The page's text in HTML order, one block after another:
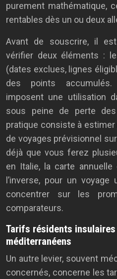
purement mathématique,
rentables dès un ou deux
Avant de souscrire, il
vérifier deux éléments :
(dates exclues, lignes
des points accumulés.
imposent une utilisation
sous peine de perte des
pratique consiste à
de voyages prévisionnel
déjà que vous ferez
en Italie, la carte
l’inverse, pour un
concentrer sur les
comparateurs.
Tarifs résidents
méditerranéens
Un autre levier, souvent
concernés, concerne les